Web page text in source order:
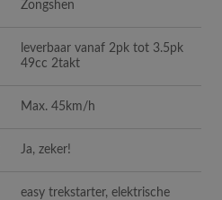
Zongshen
leverbaar vanaf 2pk tot 3.5pk
49cc 2takt
Max. 45km/h
Ja, zeker!
easy trekstarter, elektrische